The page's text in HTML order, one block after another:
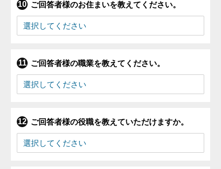
ご回答者様のお住まいを教えてください。
ご回答者様の職業を教えてください。
ご回答者様の役職を教えていただけますか。